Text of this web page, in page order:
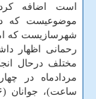
است اضافه
موضوعیست که
شهرسازیست که
رحمانی اظهار
مختلف درحال